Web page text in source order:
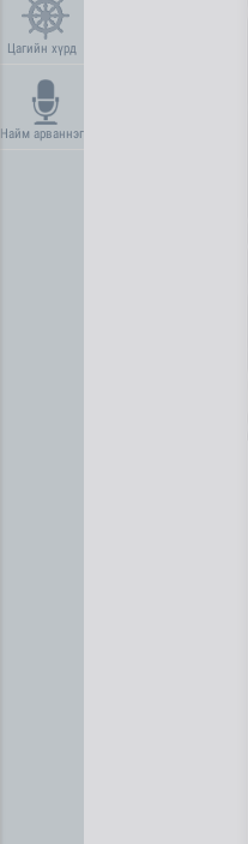
Цагийн хүрд
Найм арваннэг